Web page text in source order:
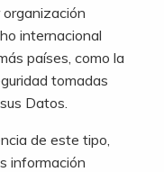
organización
internacional
países, como la
tomadas
Datos.
de este tipo,
información